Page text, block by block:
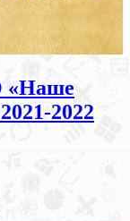
«Наше
2022